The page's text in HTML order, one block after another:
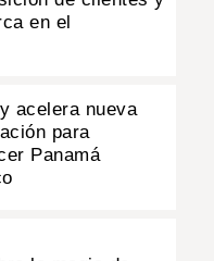
en el
acelera nueva
para
Panamá